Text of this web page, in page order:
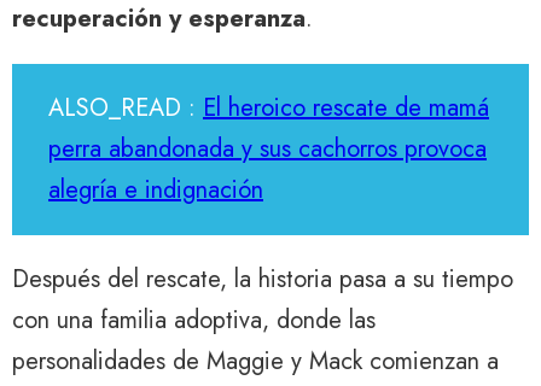
recuperación y esperanza.
ALSO_READ : El heroico rescate de mamá
perra abandonada y sus cachorros provoca
alegría e indignación
Después del rescate, la historia pasa a su tiempo
con una familia adoptiva, donde las
personalidades de Maggie y Mack comienzan a